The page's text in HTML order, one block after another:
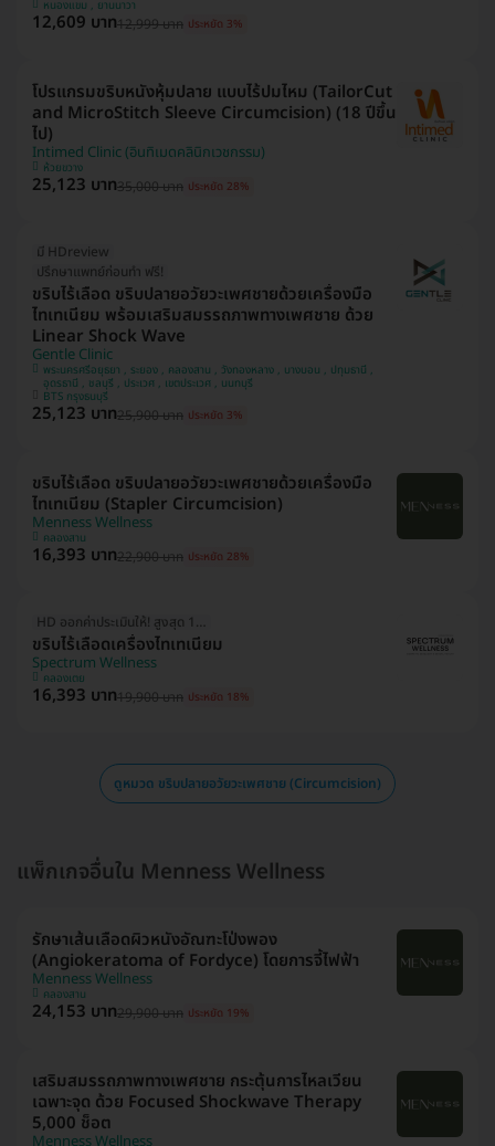
หนองแขม , ยานนาวา
12,609 บาท12,999 บาท ประหยัด 3%
โปรแกรมขริบหนังหุ้มปลาย แบบไร้ปมไหม (TailorCut
and MicroStitch Sleeve Circumcision) (18 ปีขึ้น
ไป)
Intimed Clinic (อินทิเมดคลินิกเวชกรรม)
ห้วยขวาง
25,123 บาท35,000 บาท ประหยัด 28%
มี HDreview
ปรึกษาแพทย์ก่อนทำ ฟรี!
ขริบไร้เลือด ขริบปลายอวัยวะเพศชายด้วยเครื่องมือ
ไทเทเนียม พร้อมเสริมสมรรถภาพทางเพศชาย ด้วย
Linear Shock Wave
Gentle Clinic
พระนครศรีอยุธยา , ระยอง , คลองสาน , วังทองหลาง , บางบอน , ปทุมธานี ,
อุดรธานี , ชลบุรี , ประเวศ , เขตประเวศ , นนทบุรี
BTS กรุงธนบุรี
25,123 บาท25,900 บาท ประหยัด 3%
ขริบไร้เลือด ขริบปลายอวัยวะเพศชายด้วยเครื่องมือ
ไทเทเนียม (Stapler Circumcision)
Menness Wellness
คลองสาน
16,393 บาท22,900 บาท ประหยัด 28%
HD ออกค่าประเมินให้! สูงสุด 1500 บ.
ขริบไร้เลือดเครื่องไทเทเนียม
Spectrum Wellness
คลองเตย
16,393 บาท19,900 บาท ประหยัด 18%
ดูหมวด ขริบปลายอวัยวะเพศชาย (Circumcision)
แพ็กเกจอื่นใน Menness Wellness
รักษาเส้นเลือดผิวหนังอัณฑะโป่งพอง
(Angiokeratoma of Fordyce) โดยการจี้ไฟฟ้า
Menness Wellness
คลองสาน
24,153 บาท29,900 บาท ประหยัด 19%
เสริมสมรรถภาพทางเพศชาย กระตุ้นการไหลเวียน
เฉพาะจุด ด้วย Focused Shockwave Therapy
5,000 ช็อต
Menness Wellness